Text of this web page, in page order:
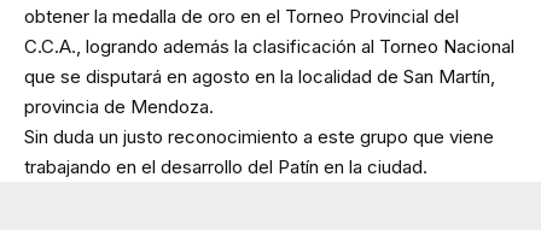
obtener la medalla de oro en el Torneo Provincial del
C.C.A., logrando además la clasificación al Torneo Nacional
que se disputará en agosto en la localidad de San Martín,
provincia de Mendoza.
Sin duda un justo reconocimiento a este grupo que viene
trabajando en el desarrollo del Patín en la ciudad.